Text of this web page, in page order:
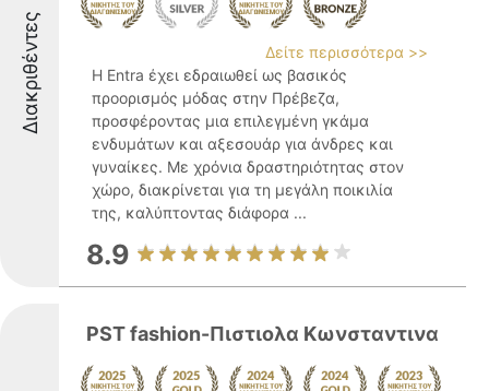
Διακριθέντες
Δείτε περισσότερα >>
Η Entra έχει εδραιωθεί ως βασικός
προορισμός μόδας στην Πρέβεζα,
προσφέροντας μια επιλεγμένη γκάμα
ενδυμάτων και αξεσουάρ για άνδρες και
γυναίκες. Με χρόνια δραστηριότητας στον
χώρο, διακρίνεται για τη μεγάλη ποικιλία
της, καλύπτοντας διάφορα ...
8.9
PST fashion-Πιστιολα Κωνσταντινα